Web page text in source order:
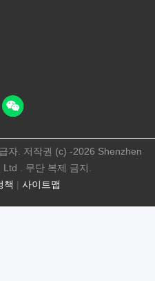
책 | 사이트맵
자. 저작권 (c) -2026 Shenzhen
Ltd . 무단 복제 금지.